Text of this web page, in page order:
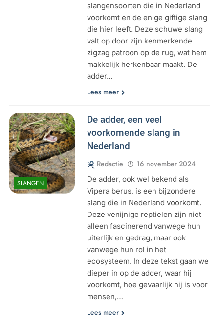
slangensoorten die in Nederland
voorkomt en de enige giftige slang
die hier leeft. Deze schuwe slang
valt op door zijn kenmerkende
zigzag patroon op de rug, wat hem
makkelijk herkenbaar maakt. De
adder…
Lees meer
SLANGEN
De adder, een veel
voorkomende slang in
Nederland
Redactie 16 november 2024
De adder, ook wel bekend als
Vipera berus, is een bijzondere
slang die in Nederland voorkomt.
Deze venijnige reptielen zijn niet
alleen fascinerend vanwege hun
uiterlijk en gedrag, maar ook
vanwege hun rol in het
ecosysteem. In deze tekst gaan we
dieper in op de adder, waar hij
voorkomt, hoe gevaarlijk hij is voor
mensen,…
Lees meer